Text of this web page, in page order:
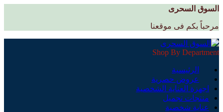
السوق السحرى
مرحباً بكم فى موقعنا
Shop By Department
الرئيسية
عروض حصرية
اجهزة العناية الشخصية
منتجات تجميل
عناية شخصية